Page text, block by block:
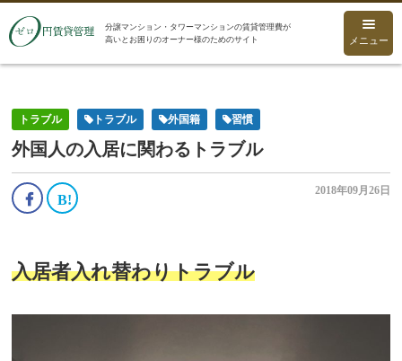
メニュー
分譲マンション・タワーマンションの賃貸管理費が
高いとお困りのオーナー様のためのサイト
トラブル トラブル 外国籍 習慣
外国人の入居に関わるトラブル
2018年09月26日
入居者入れ替わりトラブル